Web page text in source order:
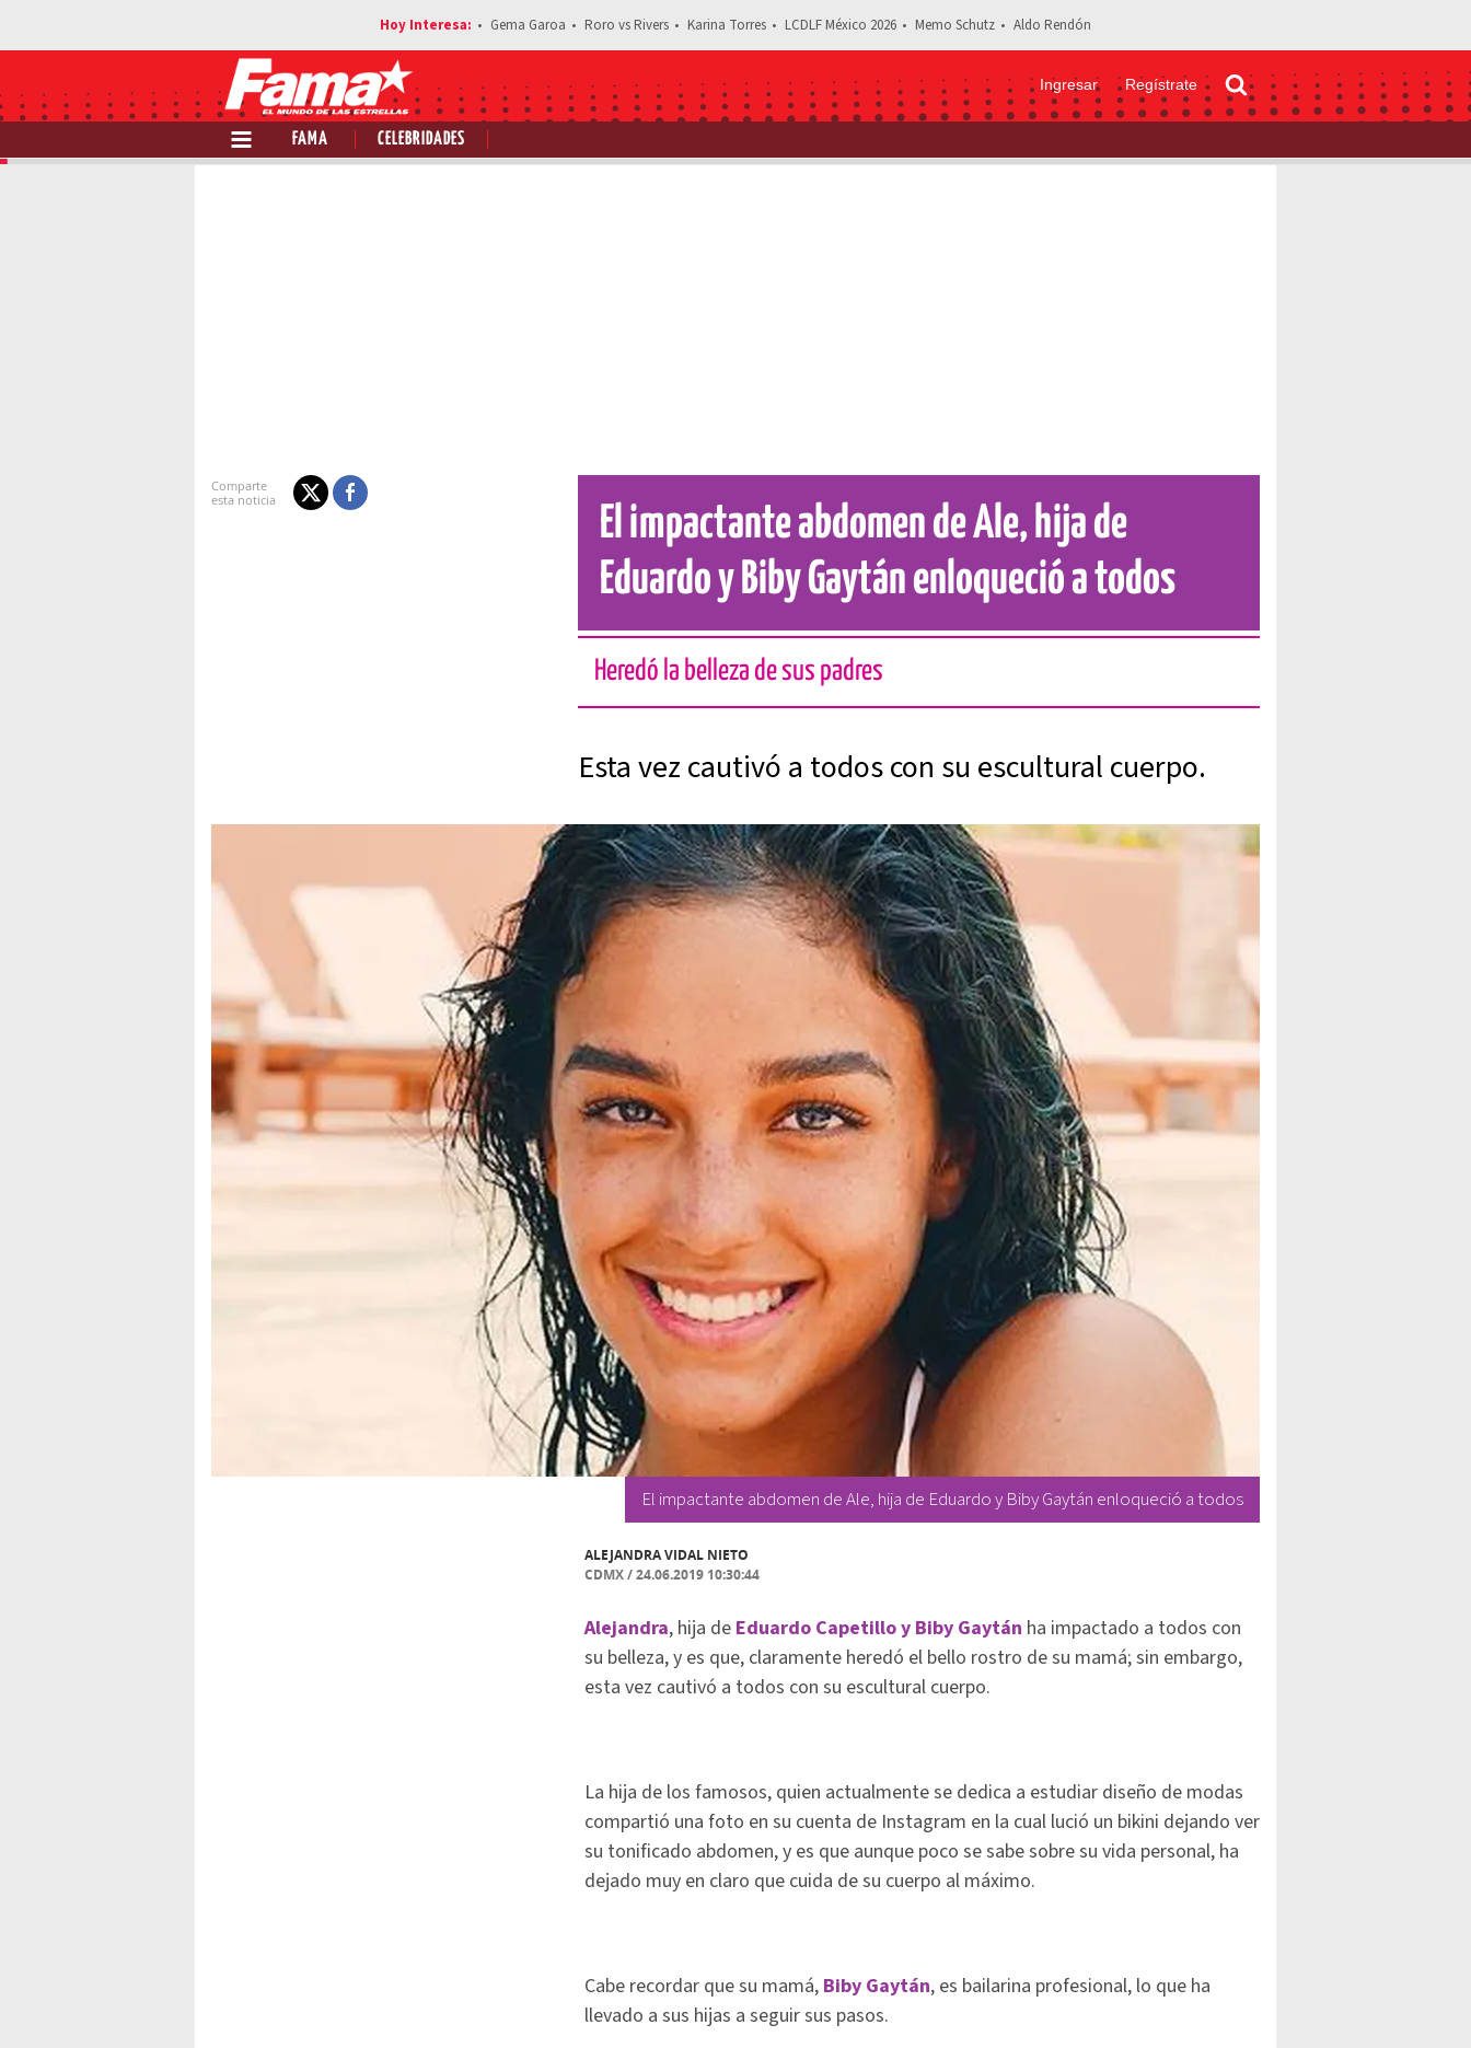
Gema Garoa Roro vs Rivers Karina Torres LCDLF México 2026 Memo Schutz Aldo Rendón
Ingresar Regístrate
FAMA CELEBRIDADES
Estás leyendo: El impactante abdomen de Ale, hija de Eduardo y Biby Gaytán enloqueció a todos
El impactante abdomen de Ale, hija de
Eduardo y Biby Gaytán enloqueció a todos
Heredó la belleza de sus padres
Esta vez cautivó a todos con su escultural cuerpo.
El impactante abdomen de Ale, hija de Eduardo y Biby Gaytán enloqueció a todos
ALEJANDRA VIDAL NIETO
CDMX/24.06.2019 10:30:44
Alejandra, hija de Eduardo Capetillo y Biby Gaytán ha impactado a todos con
su belleza, y es que, claramente heredó el bello rostro de su mamá; sin embargo,
esta vez cautivó a todos con su escultural cuerpo.
La hija de los famosos, quien actualmente se dedica a estudiar diseño de modas
compartió una foto en su cuenta de Instagram en la cual lució un bikini dejando ver
su tonificado abdomen, y es que aunque poco se sabe sobre su vida personal, ha
dejado muy en claro que cuida de su cuerpo al máximo.
Cabe recordar que su mamá, Biby Gaytán, es bailarina profesional, lo que ha
llevado a sus hijas a seguir sus pasos.